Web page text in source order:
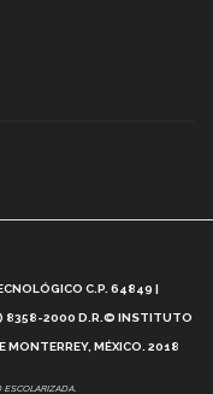
Tec? (video)
Artificial, Paola
C.P. 64849 |
8358-2000 D.R.© INSTITUTO
MONTERREY, MÉXICO. 2018
ESCOLARIZADA.